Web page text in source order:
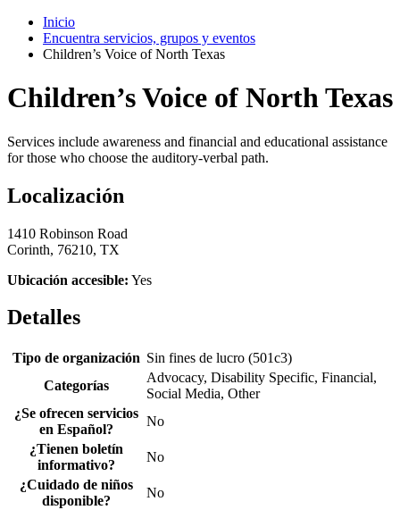
Inicio
Encuentra servicios, grupos y eventos
Children’s Voice of North Texas
Children’s Voice of North Texas
Services include awareness and financial and educational assistance
for those who choose the auditory-verbal path.
Localización
1410 Robinson Road
Corinth, 76210, TX
Ubicación accesible: Yes
Detalles
Tipo de organización Sin fines de lucro (501c3)
Categorías
Advocacy, Disability Specific, Financial,
Social Media, Other
¿Se ofrecen servicios
en Español?
No
¿Tienen boletín
informativo?
No
¿Cuidado de niños
disponible?
No